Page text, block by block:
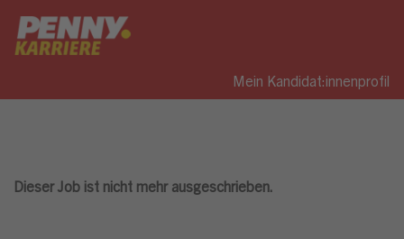
Mein Kandidat:innenprofil
Dieser Job ist nicht mehr ausgeschrieben.